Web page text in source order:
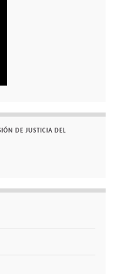
DE JUSTICIA DEL